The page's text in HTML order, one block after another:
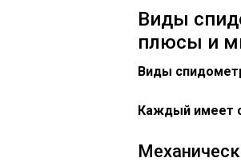
Виды
плюсы и
Виды
Каждый имеет